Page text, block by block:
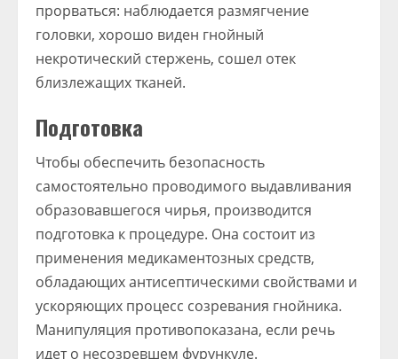
прорваться: наблюдается размягчение
головки, хорошо виден гнойный
некротический стержень, сошел отек
близлежащих тканей.
Подготовка
Чтобы обеспечить безопасность
самостоятельно проводимого выдавливания
образовавшегося чирья, производится
подготовка к процедуре. Она состоит из
применения медикаментозных средств,
обладающих антисептическими свойствами и
ускоряющих процесс созревания гнойника.
Манипуляция противопоказана, если речь
идет о несозревшем фурункуле.